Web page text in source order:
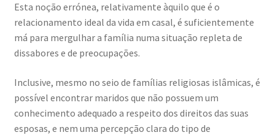
Esta noção errónea, relativamente àquilo que é o
relacionamento ideal da vida em casal, é suficientemente
má para mergulhar a família numa situação repleta de
dissabores e de preocupações.
Inclusive, mesmo no seio de famílias religiosas islâmicas, é
possível encontrar maridos que não possuem um
conhecimento adequado a respeito dos direitos das suas
esposas, e nem uma percepção clara do tipo de